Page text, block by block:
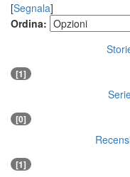
[Segnala]
Ordina:
[1]
[0]
[1]